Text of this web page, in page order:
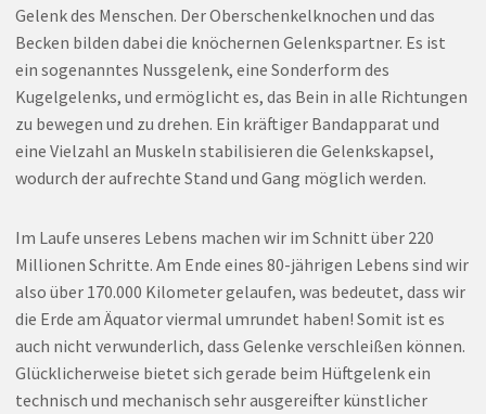
Gelenk des Menschen. Der Oberschenkelknochen und das
Becken bilden dabei die knöchernen Gelenkspartner. Es ist
ein sogenanntes Nussgelenk, eine Sonderform des
Kugelgelenks, und ermöglicht es, das Bein in alle Richtungen
zu bewegen und zu drehen. Ein kräftiger Bandapparat und
eine Vielzahl an Muskeln stabilisieren die Gelenkskapsel,
wodurch der aufrechte Stand und Gang möglich werden.
Im Laufe unseres Lebens machen wir im Schnitt über 220
Millionen Schritte. Am Ende eines 80-jährigen Lebens sind wir
also über 170.000 Kilometer gelaufen, was bedeutet, dass wir
die Erde am Äquator viermal umrundet haben! Somit ist es
auch nicht verwunderlich, dass Gelenke verschleißen können.
Glücklicherweise bietet sich gerade beim Hüftgelenk ein
technisch und mechanisch sehr ausgereifter künstlicher